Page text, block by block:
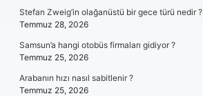
Stefan Zweig’in olağanüstü bir gece türü nedir ?
Temmuz 28, 2026
Samsun’a hangi otobüs firmaları gidiyor ?
Temmuz 25, 2026
Arabanın hızı nasıl sabitlenir ?
Temmuz 25, 2026